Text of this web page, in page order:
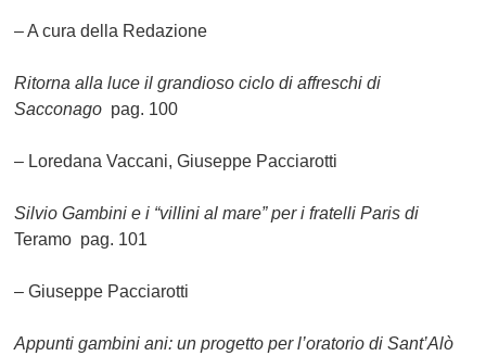
– A cura della Redazione
Ritorna alla luce il grandioso ciclo di affreschi di
Sacconago pag. 100
– Loredana Vaccani, Giuseppe Pacciarotti
Silvio Gambini e i “villini al mare” per i fratelli Paris di
Teramo pag. 101
– Giuseppe Pacciarotti
Appunti gambini ani: un progetto per l’oratorio di Sant’Alò